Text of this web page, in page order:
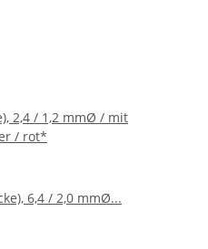
2,4 / 1,2 mmØ / mit
/ rot*